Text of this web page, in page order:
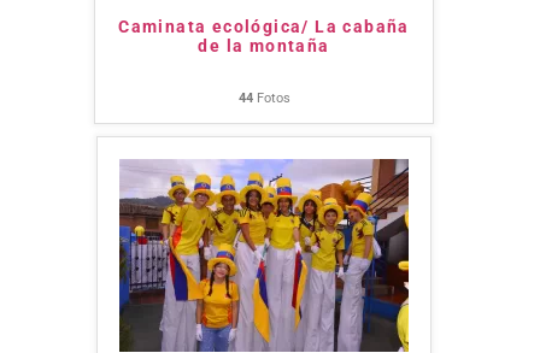
Caminata ecológica/ La cabaña
de la montaña
44Fotos